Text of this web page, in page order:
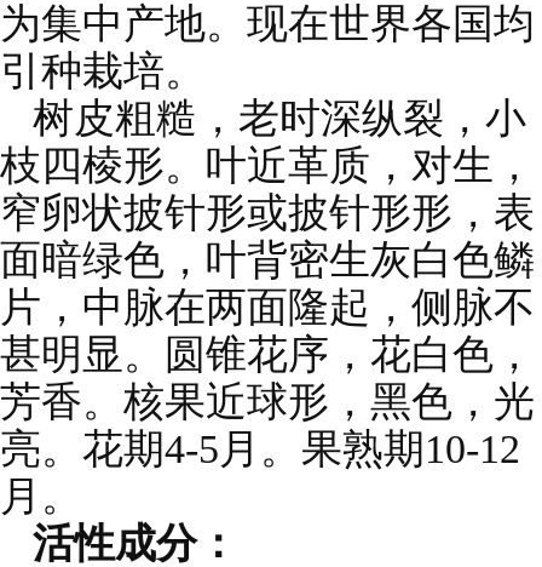
为集中产地。现在世界各国均
引种栽培。
树皮粗糙，老时深纵裂，小
枝四棱形。叶近革质，对生，
窄卵状披针形或披针形形，表
面暗绿色，叶背密生灰白色鳞
片，中脉在两面隆起，侧脉不
甚明显。圆锥花序，花白色，
芳香。核果近球形，黑色，光
亮。花期4-5月。果熟期10-12
月。
活性成分：